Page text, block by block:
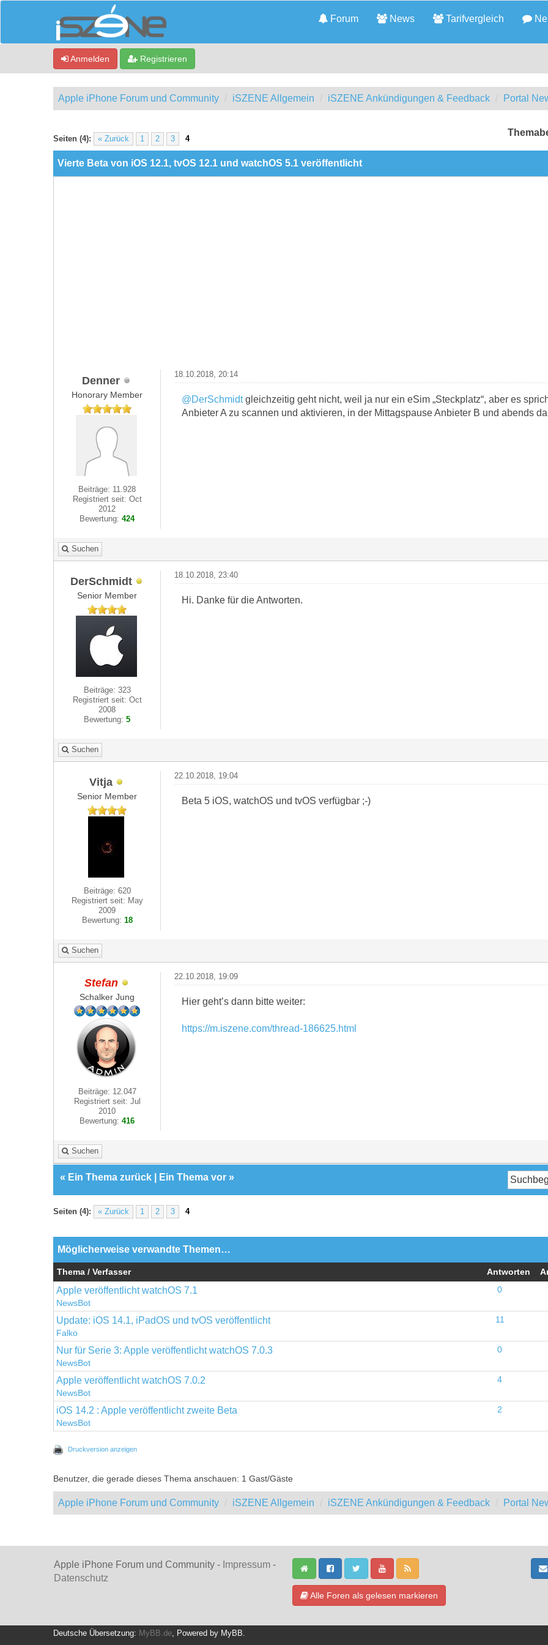
Forum News Tarifvergleich
Anmelden Registrieren
Apple iPhone Forum und Community iSZENE Allgemein iSZENE Ankündigungen & Feedback Portal
Seiten (4): « Zurück 1 2 3 4
- 0 im Durchschnitt
Vierte Beta von iOS 12.1, tvOS 12.1 und watchOS 5.1 veröffentlicht
Denner
Honorary Member
Beiträge: 11.928
Registriert seit: Oct
2012
Bewertung:424
18.10.2018, 20:14
@DerSchmidtgleichzeitig geht nicht, weil ja nur ein eSim „Steckplatz“, aber es
Anbieter A zu scannen und aktivieren, in der Mittagspause Anbieter B und abends
Suchen
DerSchmidt
Senior Member
Beiträge: 323
Registriert seit: Oct
2008
Bewertung:5
18.10.2018, 23:40
Hi. Danke für die Antworten.
Suchen
Vitja
Senior Member
Beiträge: 620
Registriert seit: May
2009
Bewertung: 18
22.10.2018, 19:04
Beta 5 iOS, watchOS und tvOS verfügbar ;-)
Suchen
Stefan
Schalker Jung
Beiträge: 12.047
Registriert seit: Jul
2010
Bewertung:416
22.10.2018, 19:09
Hier geht’s dann bitte weiter:
https://m.iszene.com/thread-186625.html
Suchen
« Ein Thema zurück Ein Thema vor »
Seiten (4): « Zurück 1 2 3 4
Möglicherweise verwandte Themen…
Thema / Verfasser Antworten
Apple veröffentlicht watchOS 7.1
NewsBot
0
Update: iOS 14.1, iPadOS und tvOS veröffentlicht
Falko
11
Nur für Serie 3: Apple veröffentlicht watchOS 7.0.3
NewsBot
0
Apple veröffentlicht watchOS 7.0.2
NewsBot
4
iOS 14.2 : Apple veröffentlicht zweite Beta
NewsBot
2
Druckversion anzeigen
Benutzer, die gerade dieses Thema anschauen: 1 Gast/Gäste
Apple iPhone Forum und Community iSZENE Allgemein iSZENE Ankündigungen & Feedback Portal
Apple iPhone Forum und Community - Impressum -
Datenschutz
Alle Foren als gelesen markieren
Deutsche Übersetzung: MyBB.de , Powered by MyBB